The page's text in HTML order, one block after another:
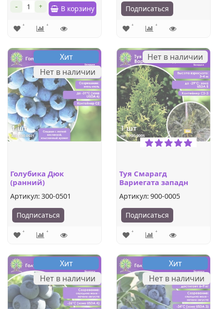
+
- В корзину Подписаться
Хит
Нет в наличии
Голубика Дюк
(ранний)
Артикул: 300-0501
Подписаться
Нет в наличии
Туя Смарагд
Вариегата западн
Артикул: 900-0005
Подписаться
Хит
Нет в наличии
Хит
Нет в наличии